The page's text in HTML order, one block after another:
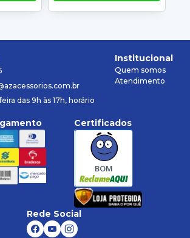
das 9h às 17h, horário
Institucional
Quem somos
Atendimento
Certificados
BOM
Rede Social